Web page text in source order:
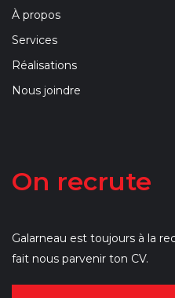
À propos
Services
Réalisations
Nous joindre
On recrute
Galarneau est toujours à la
fait nous parvenir ton CV.